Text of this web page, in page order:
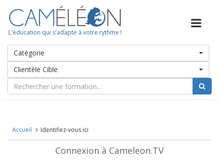
L'éducation qui s'adapte à votre rythme !
Catégorie
Clientèle Cible
Accueil Identifiez-vous ici
Connexion à Cameleon.TV